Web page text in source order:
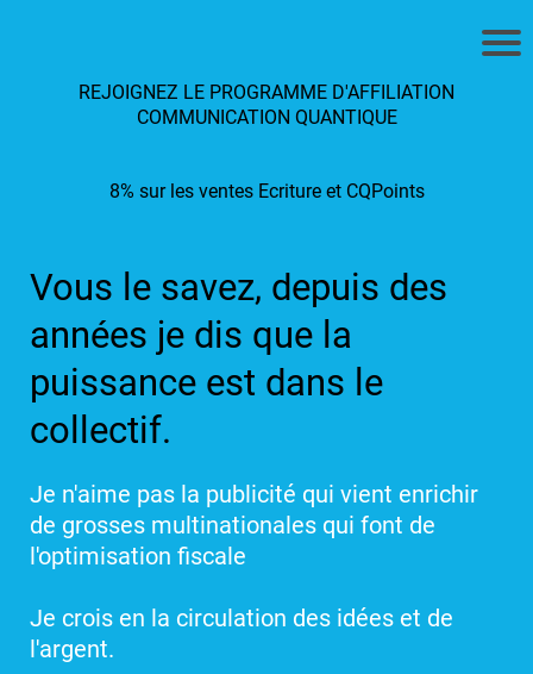
REJOIGNEZ LE PROGRAMME D'AFFILIATION
COMMUNICATION QUANTIQUE
8% sur les ventes Ecriture et CQPoints
Vous le savez, depuis des
années je dis que la
puissance est dans le
collectif.
Je n'aime pas la publicité qui vient enrichir
de grosses multinationales qui font de
l'optimisation fiscale
Je crois en la circulation des idées et de
l'argent.